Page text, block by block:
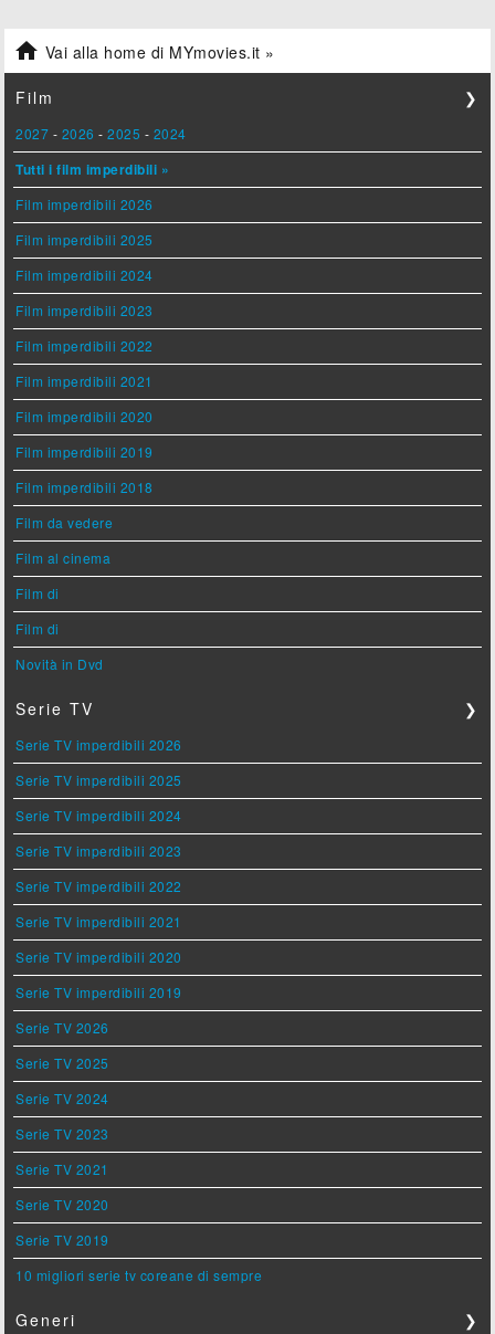
 Vai alla home di MYmovies.it »
Film ❯
2027 - 2026 -2025 - 2024
Tutti i film imperdibili »
Film imperdibili 2026
Film imperdibili 2025
Film imperdibili 2024
Film imperdibili 2023
Film imperdibili 2022
Film imperdibili 2021
Film imperdibili 2020
Film imperdibili 2019
Film imperdibili 2018
Film da vedere
Film al cinema
Film di
Film di
Novità in Dvd
Serie TV ❯
Serie TV imperdibili 2026
Serie TV imperdibili 2025
Serie TV imperdibili 2024
Serie TV imperdibili 2023
Serie TV imperdibili 2022
Serie TV imperdibili 2021
Serie TV imperdibili 2020
Serie TV imperdibili 2019
Serie TV 2026
Serie TV 2025
Serie TV 2024
Serie TV 2023
Serie TV 2021
Serie TV 2020
Serie TV 2019
10 migliori serie tv coreane di sempre
Generi ❯